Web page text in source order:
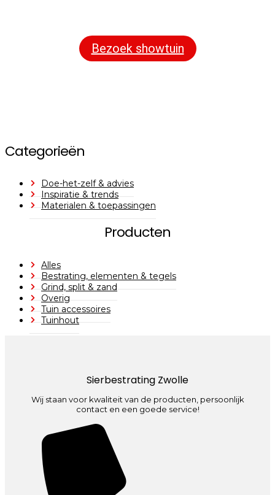
Bezoek showtuin
Categorieën
Doe-het-zelf & advies
Inspiratie & trends
Materialen & toepassingen
Producten
Alles
Bestrating, elementen & tegels
Grind, split & zand
Overig
Tuin accessoires
Tuinhout
Sierbestrating Zwolle
Wij staan voor kwaliteit van de producten, persoonlijk
contact en een goede service!